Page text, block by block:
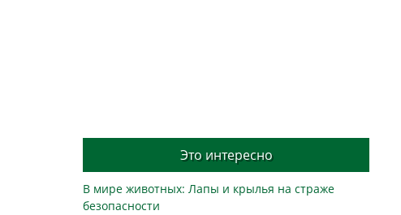
Это интересно
В мире животных: Лапы и крылья на страже
безопасности